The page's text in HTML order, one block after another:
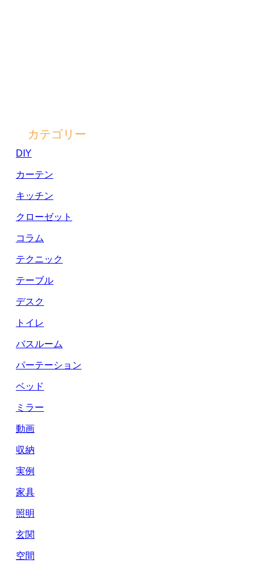
カテゴリー
DIY
カーテン
キッチン
クローゼット
コラム
テクニック
テーブル
デスク
トイレ
バスルーム
パーテーション
ベッド
ミラー
動画
収納
実例
家具
照明
玄関
空間